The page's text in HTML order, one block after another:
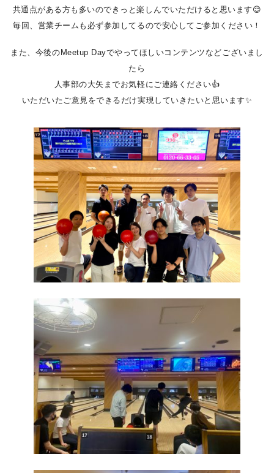
共通点がある方も多いのできっと楽しんでいただけると思います😌
毎回、営業チームも必ず参加してるので安心してご参加ください！
また、今後のMeetup Dayでやってほしいコンテンツなどございまし
たら
人事部の大矢までお気軽にご連絡ください👍
いただいたご意見をできるだけ実現していきたいと思います✨